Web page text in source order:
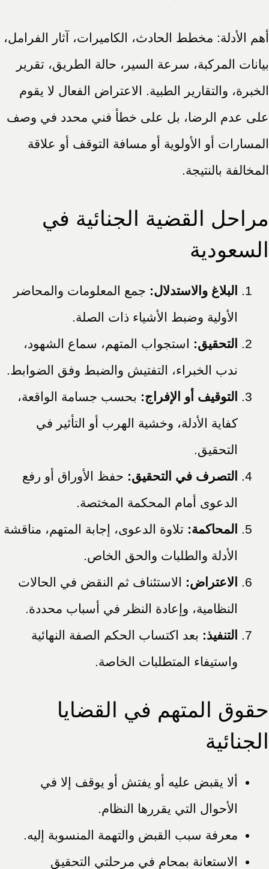
أهم الأدلة: مخطط الحادث، الكاميرات، آثار الفرامل،
بيانات المركبة، سرعة السير، حالة الطريق، تقرير
الخبرة، والتقارير الطبية. الاعتراض الفعال لا يقوم
على عدم الرضا، بل على خطأ فني محدد في وصف
المسارات أو الأولوية أو مسافة التوقف أو علاقة
المخالفة بالنتيجة.
مراحل القضية الجنائية في
السعودية
البلاغ والاستدلال: جمع المعلومات والمحاضر
الأولية وضبط الأشياء ذات الصلة.
التحقيق:
استجواب المتهم، سماع الشهود،
ندب الخبراء، التفتيش والضبط وفق الضوابط.
التوقيف أو الإفراج: بحسب جسامة الواقعة،
كفاية الأدلة، وخشية الهرب أو التأثير في
التحقيق.
التصرف في التحقيق: حفظ الأوراق أو رفع
الدعوى أمام المحكمة المختصة.
المحاكمة: تلاوة الدعوى، إجابة المتهم، مناقشة
الأدلة والطلبات والحق الخاص.
الاعتراض:
الاستئناف ثم النقض في الحالات
النظامية، وإعادة النظر في أسباب محددة.
التنفيذ: بعد اكتساب الحكم الصفة النهائية
واستيفاء المتطلبات الخاصة.
حقوق المتهم في القضايا
الجنائية
ألا يقبض عليه أو يفتش أو يوقف إلا في
الأحوال التي يقررها النظام.
معرفة سبب القبض والتهمة المنسوبة إليه.
الاستعانة بمحام في مرحلتي التحقيق